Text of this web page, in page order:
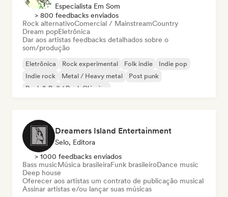
Especialista Em Som
> 800 feedbacks enviados
Rock alternativoComercial / MainstreamCountry
Dream popEletrônica
Dar aos artistas feedbacks detalhados sobre o
som/produção
Eletrônica Rock experimental Folk indie
Indie pop
Indie rock
Metal / Heavy metal
Post punk
Rock & Roll / Rock Clássico
Dreamers Island Entertainment
Selo, Editora
> 1000 feedbacks enviados
Bass musicMúsica brasileiraFunk brasileiroDance music
Deep house
Oferecer aos artistas um contrato de publicação musical
Assinar artistas e/ou lançar suas músicas